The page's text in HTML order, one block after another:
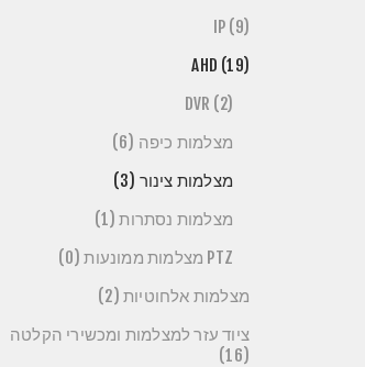
IP (9)
AHD (19)
DVR (2)
מצלמות כיפה (6)
מצלמות צינור (3)
מצלמות נסתרות (1)
PTZ מצלמות ממונעות (0)
מצלמות אלחוטיות (2)
ציוד עזר למצלמות ומכשירי הקלטה
(16)